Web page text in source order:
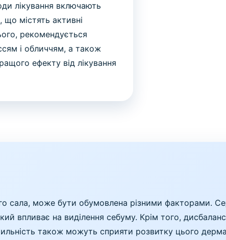
лікування включають
що містять активні
рекомендується
і обличчям, а також
ефекту від лікування
сала, може бути обумовлена різними факторами.
впливає на виділення себуму. Крім того,
також можуть сприяти розвитку цього